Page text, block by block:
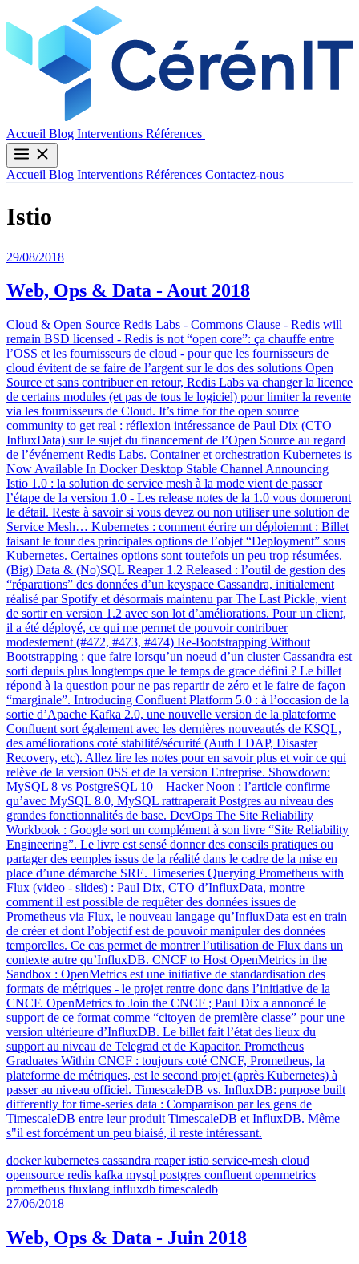
Accueil Blog Interventions Références
Accueil Blog Interventions Références Contactez-nous
Istio
29/08/2018
Web, Ops & Data - Aout 2018
Cloud & Open Source Redis Labs - Commons Clause - Redis will
remain BSD licensed - Redis is not “open core”: ça chauffe entre
l’OSS et les fournisseurs de cloud - pour que les fournisseurs de
cloud évitent de se faire de l’argent sur le dos des solutions Open
Source et sans contribuer en retour, Redis Labs va changer la licence
de certains modules (et pas de tous le logiciel) pour limiter la revente
via les fournisseurs de Cloud. It’s time for the open source
community to get real : réflexion intéressance de Paul Dix (CTO
InfluxData) sur le sujet du financement de l’Open Source au regard
de l’événement Redis Labs. Container et orchestration Kubernetes is
Now Available In Docker Desktop Stable Channel Announcing
Istio 1.0 : la solution de service mesh à la mode vient de passer
l’étape de la version 1.0 - Les release notes de la 1.0 vous donneront
le détail. Reste à savoir si vous devez ou non utiliser une solution de
Service Mesh… Kubernetes : comment écrire un déploiemnt : Billet
faisant le tour des principales options de l’objet “Deployment” sous
Kubernetes. Certaines options sont toutefois un peu trop résumées.
(Big) Data & (No)SQL Reaper 1.2 Released : l’outil de gestion des
“réparations” des données d’un keyspace Cassandra, initialement
réalisé par Spotify et désormais maintenu par The Last Pickle, vient
de sortir en version 1.2 avec son lot d’améliorations. Pour un client,
il a été déployé, ce qui me permet de pouvoir contribuer
modestement (#472, #473, #474) Re-Bootstrapping Without
Bootstrapping : que faire lorsqu’un noeud d’un cluster Cassandra est
sorti depuis plus longtemps que le temps de grace défini ? Le billet
répond à la question pour ne pas repartir de zéro et le faire de façon
“marginale”. Introducing Confluent Platform 5.0 : à l’occasion de la
sortie d’Apache Kafka 2.0, une nouvelle version de la plateforme
Confluent sort également avec les dernières nouveautés de KSQL,
des améliorations coté stabilité/sécurité (Auth LDAP, Disaster
Recovery, etc). Allez lire les notes pour en savoir plus et voir ce qui
relève de la version 0SS et de la version Entreprise. Showdown:
MySQL 8 vs PostgreSQL 10 – Hacker Noon : l’article confirme
qu’avec MySQL 8.0, MySQL rattraperait Postgres au niveau des
grandes fonctionnalités de base. DevOps The Site Reliability
Workbook : Google sort un complément à son livre “Site Reliability
Engineering”. Le livre est sensé donner des conseils pratiques ou
partager des eemples issus de la réalité dans le cadre de la mise en
place d’une démarche SRE. Timeseries Querying Prometheus with
Flux (video - slides) : Paul Dix, CTO d’InfluxData, montre
comment il est possible de requêter des données issues de
Prometheus via Flux, le nouveau langage qu’InfluxData est en train
de créer et dont l’objectif est de pouvoir manipuler des données
temporelles. Ce cas permet de montrer l’utilisation de Flux dans un
contexte autre qu’InfluxDB. CNCF to Host OpenMetrics in the
Sandbox : OpenMetrics est une initiative de standardisation des
formats de métriques - le projet rentre donc dans l’initiative de la
CNCF. OpenMetrics to Join the CNCF ; Paul Dix a annoncé le
support de ce format comme “citoyen de première classe” pour une
version ultérieure d’InfluxDB. Le billet fait l’état des lieux du
support au niveau de Telegrad et de Kapacitor. Prometheus
Graduates Within CNCF : toujours coté CNCF, Prometheus, la
plateforme de métriques, est le second projet (après Kubernetes) à
passer au niveau officiel. TimescaleDB vs. InfluxDB: purpose built
differently for time-series data : Comparaison par les gens de
TimescaleDB entre leur produit TimescaleDB et InfluxDB. Même
s"il est forcément un peu biaisé, il reste intéressant.
docker kubernetes cassandra reaper istio service-mesh cloud
opensource redis kafka mysql postgres confluent openmetrics
prometheus fluxlang influxdb timescaledb
27/06/2018
Web, Ops & Data - Juin 2018